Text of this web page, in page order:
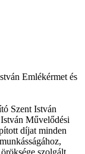
Emlékérmet és
Szent István
Művelődési
díjat minden
szolgált